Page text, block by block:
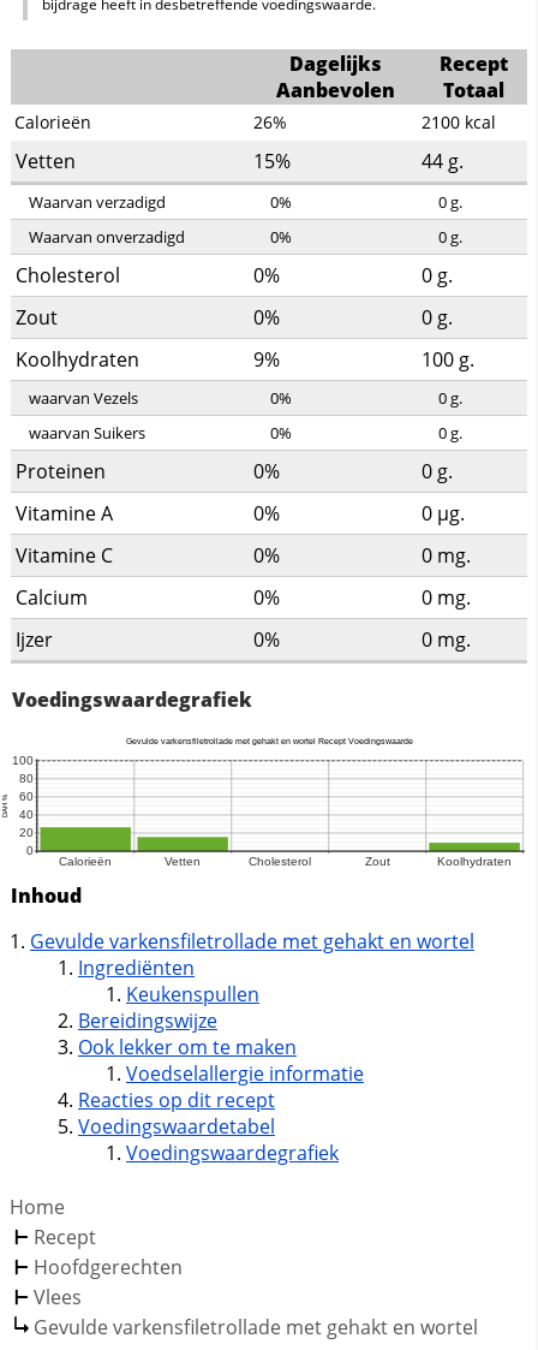
Dagelijks
Aanbevolen
Recept
Totaal
Calorieën 26% 2100 kcal
Vetten 15% 44 g.
Waarvan verzadigd 0% 0g.
Waarvan onverzadigd
0% 0g.
Cholesterol 0% 0 g.
Zout
0% 0 g.
Koolhydraten
9% 100 g.
waarvan Vezels 0% 0g.
waarvan Suikers
0% 0g.
Proteinen 0% 0 g.
Vitamine A
0% 0 µg.
Vitamine C
0% 0 mg.
Calcium
0% 0 mg.
Ijzer
0% 0 mg.
Voedingswaardegrafiek
Inhoud
Gevulde varkensfiletrollade met gehakt en wortel
Ingrediënten
Keukenspullen
Bereidingswijze
Ook lekker om te maken
Voedselallergie informatie
Reacties op dit recept
Voedingswaardetabel
Voedingswaardegrafiek
Home
Recept
Hoofdgerechten
Vlees
Gevulde varkensfiletrollade met gehakt en wortel